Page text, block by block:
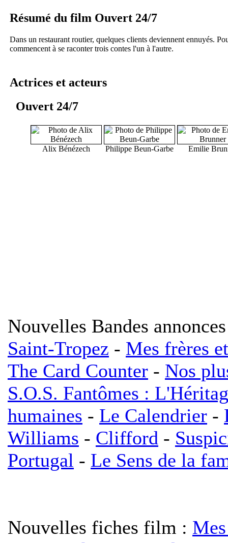
Résumé du film Ouvert 24/7
Dans un restaurant routier, quelques clients deviennent ennuyés.
commencent à se raconter trois contes l'un à l'autre.
Actrices et acteurs
Ouvert 24/7
Alix Bénézech Philippe Beun-Garbe Emilie
Nouvelles Bandes
Saint-Tropez - Mes frères
The Card Counter - Nos
S.O.S. Fantômes :
humaines - Le Calendrier -
Williams - Clifford -
Portugal - Le Sens de la
Nouvelles fiches film :